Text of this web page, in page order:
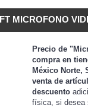
MICROFONO
Precio de
compra en
México Norte,
venta de
descuento
física, si desea